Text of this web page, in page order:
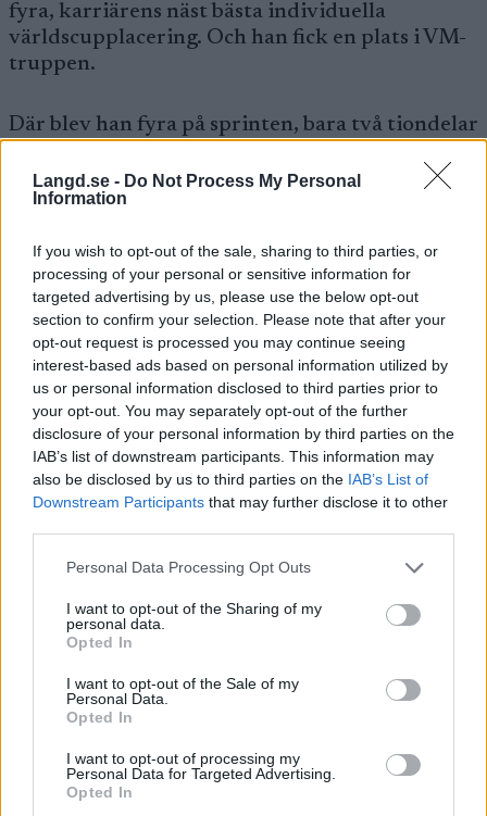
Langd.se - Do Not Process My Personal
Information
If you wish to opt-out of the sale, sharing to third parties, or
processing of your personal or sensitive information for
targeted advertising by us, please use the below opt-out
section to confirm your selection. Please note that after your
opt-out request is processed you may continue seeing
interest-based ads based on personal information utilized by
us or personal information disclosed to third parties prior to
your opt-out. You may separately opt-out of the further
disclosure of your personal information by third parties on the
IAB’s list of downstream participants. This information may
also be disclosed by us to third parties on the IAB’s List of
Downstream Participants that may further disclose it to other
Please note that this website/app uses one or more Google
not limited to your visit or usage behaviour. You may click to
grant or deny consent to Google and its third-party tags to
use your data for below specified purposes in below Google
consent section.
Personal Data Processing Opt Outs
I want to opt-out of the Sharing of my
personal data.
Opted In
I want to opt-out of the Sale of my
Personal Data.
Opted In
I want to opt-out of processing my
Personal Data for Targeted Advertising.
Opted In
fyra, karriärens näst bästa individuella
världscupplacering. Och han fick en plats i VM-
truppen.
Där blev han fyra på sprinten, bara två tiondelar
en enda framgång: Chappaz var på pallen i allt
han ställde upp i, tog två andraplatser och en
– Jag är supernöjd med sista halvan av säsongen,
säger han.
Texten fortsätter nedanför.
Jules Chappaz blev tvåa i världscupsprinten i Tallinn i mars,
Parkkinen / BILDBYRÅN
träning
De åtgärder han satte in efter den dåliga starten
på säsongen och motgången i december gav
Chappaz en aha-upplevelse. En liknande